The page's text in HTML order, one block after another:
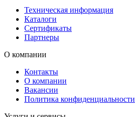
Техническая информация
Каталоги
Сертификаты
Партнеры
О компании
Контакты
О компании
Вакансии
Политика конфиденциальности